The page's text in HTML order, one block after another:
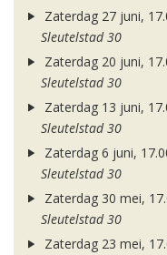
Zaterdag 27 juni,
Sleutelstad 30
Zaterdag 20 juni,
Sleutelstad 30
Zaterdag 13 juni,
Sleutelstad 30
Zaterdag 6 juni,
Sleutelstad 30
Zaterdag 30 mei,
Sleutelstad 30
Zaterdag 23 mei,